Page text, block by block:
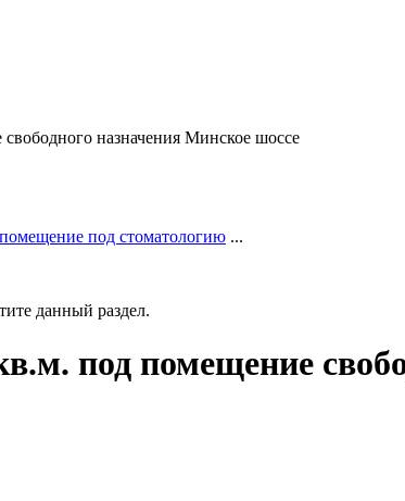
назначения Минское шоссе
под стоматологию ...
данный раздел.
под помещение